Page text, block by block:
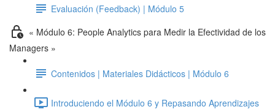
Evaluación (Feedback) | Módulo 5
« Módulo 6: People Analytics para Medir la Efectividad de los
Managers »
Contenidos | Materiales Didácticos | Módulo 6
Introduciendo el Módulo 6 y Repasando Aprendizajes